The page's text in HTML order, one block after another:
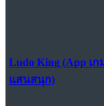
Ludo King (App เ
แสนสนุก)